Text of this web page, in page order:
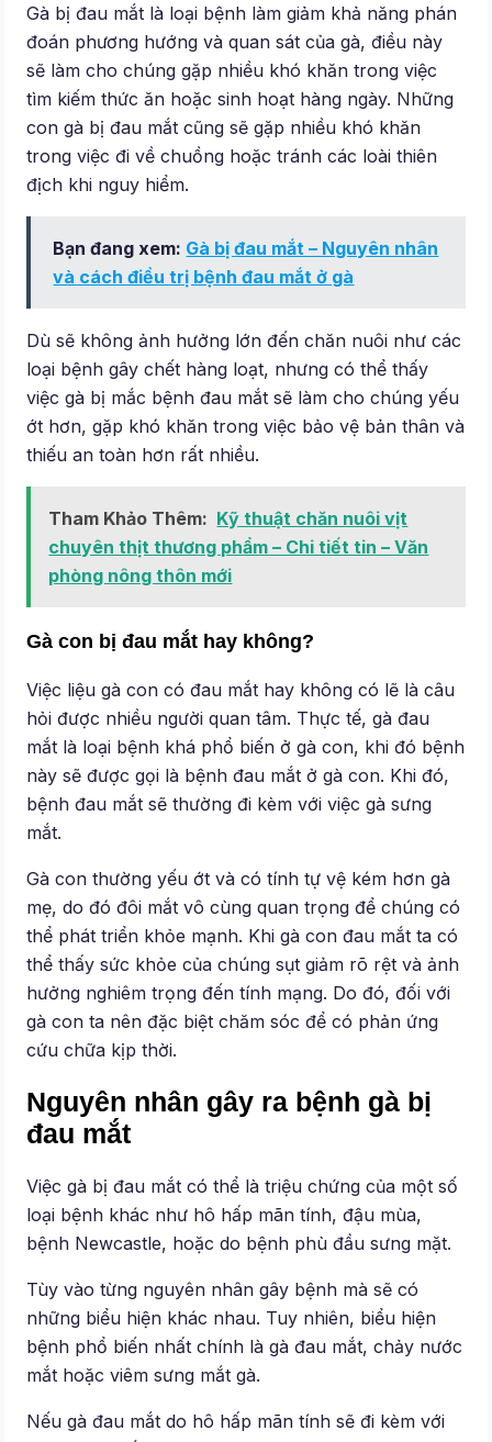
Gà bị đau mắt là loại bệnh làm giảm khả năng phán
đoán phương hướng và quan sát của gà, điều này
sẽ làm cho chúng gặp nhiều khó khăn trong việc
tìm kiếm thức ăn hoặc sinh hoạt hàng ngày. Những
con gà bị đau mắt cũng sẽ gặp nhiều khó khăn
trong việc đi về chuồng hoặc tránh các loài thiên
địch khi nguy hiểm.
Bạn đang xem: Gà bị đau mắt – Nguyên nhân
và cách điều trị bệnh đau mắt ở gà
Dù sẽ không ảnh hưởng lớn đến chăn nuôi như các
loại bệnh gây chết hàng loạt, nhưng có thể thấy
việc gà bị mắc bệnh đau mắt sẽ làm cho chúng yếu
ớt hơn, gặp khó khăn trong việc bảo vệ bản thân và
thiếu an toàn hơn rất nhiều.
Tham Khảo Thêm: Kỹ thuật chăn nuôi vịt
chuyên thịt thương phẩm – Chi tiết tin – Văn
phòng nông thôn mới
Gà con bị đau mắt hay không?
Việc liệu gà con có đau mắt hay không có lẽ là câu
hỏi được nhiều người quan tâm. Thực tế, gà đau
mắt là loại bệnh khá phổ biến ở gà con, khi đó bệnh
này sẽ được gọi là bệnh đau mắt ở gà con. Khi đó,
bệnh đau mắt sẽ thường đi kèm với việc gà sưng
mắt.
Gà con thường yếu ớt và có tính tự vệ kém hơn gà
mẹ, do đó đôi mắt vô cùng quan trọng để chúng có
thể phát triển khỏe mạnh. Khi gà con đau mắt ta có
thể thấy sức khỏe của chúng sụt giảm rõ rệt và ảnh
hưởng nghiêm trọng đến tính mạng. Do đó, đối với
gà con ta nên đặc biệt chăm sóc để có phản ứng
cứu chữa kịp thời.
Nguyên nhân gây ra bệnh gà bị
đau mắt
Việc gà bị đau mắt có thể là triệu chứng của một số
loại bệnh khác như hô hấp mãn tính, đậu mùa,
bệnh Newcastle, hoặc do bệnh phù đầu sưng mặt.
Tùy vào từng nguyên nhân gây bệnh mà sẽ có
những biểu hiện khác nhau. Tuy nhiên, biểu hiện
bệnh phổ biến nhất chính là gà đau mắt, chảy nước
mắt hoặc viêm sưng mắt gà.
Nếu gà đau mắt do hô hấp mãn tính sẽ đi kèm với